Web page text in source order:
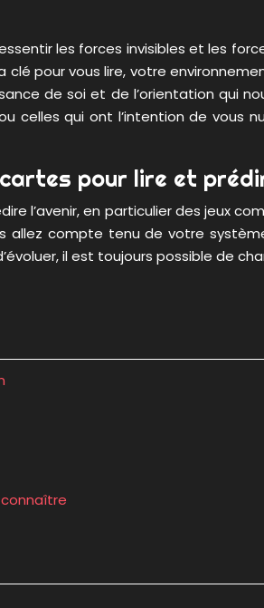
les forces invisibles et les
pour vous lire, votre
de soi et de l’orientation qui
celles qui ont l’intention de vous
pour lire et
l’avenir, en particulier des jeux
allez compte tenu de votre
il est toujours possible de